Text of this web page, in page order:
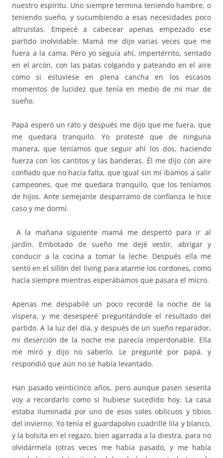
nuestro espíritu. Uno siempre termina teniendo hambre, o
teniendo sueño, y sucumbiendo a esas necesidades poco
altruistas. Empecé a cabecear apenas empezado ese
partido inolvidable. Mamá me dijo varias veces que me
fuera a la cama. Pero yo seguía ahí, impertérrito, sentado
en el arcón, con las patas colgando y pateando en el aire
como si estuviese en plena cancha en los escasos
momentos de lucidez que tenía en medio de mi mar de
sueño.
Papá esperó un rato y después me dijo que me fuera, que
me quedara tranquilo. Yo protesté que de ninguna
manera, que teníamos que seguir ahí los dos, haciendo
fuerza con los cantitos y las banderas. Él me dijo con aire
confiado que no hacía falta, que igual sin mí íbamos a salir
campeones, que me quedara tranquilo, que los teníamos
de hijos. Ante semejante desparramo de confianza le hice
caso y me dormí.
A la mañana siguiente mamá me despertó para ir al
jardín. Embotado de sueño me dejé vestir, abrigar y
conducir a la cocina a tomar la leche. Después ella me
sentó en el sillón del living para atarme los cordones, como
hacía siempre mientras esperábamos que pasara el micro.
Apenas me despabilé un poco recordé la noche de la
víspera, y me desesperé preguntándole el resultado del
partido. A la luz del día, y después de un sueño reparador,
mi deserción de la noche me parecía imperdonable. Ella
me miró y dijo no saberlo. Le pregunté por papá, y
respondió que aún no se había levantado.
Han pasado veinticinco años, pero aunque pasen sesenta
voy a recordarlo como si hubiese sucedido hoy. La casa
estaba iluminada por uno de esos soles oblicuos y tibios
del invierno. Yo tenía el guardapolvo cuadrillé lila y blanco,
y la bolsita en el regazo, bien agarrada a la diestra, para no
olvidármela (otras veces me había pasado, y me había